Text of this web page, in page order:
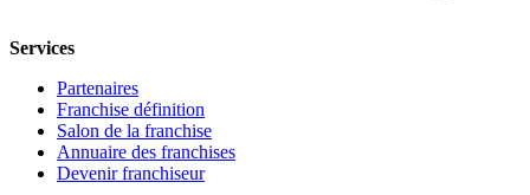
Services
Partenaires
Franchise définition
Salon de la franchise
Annuaire des franchises
Devenir franchiseur